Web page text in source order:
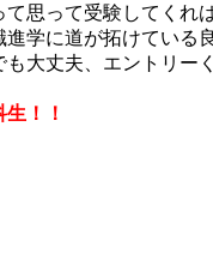
思って受験してく
学に道が拓けてい
大丈夫、エントリー
！！